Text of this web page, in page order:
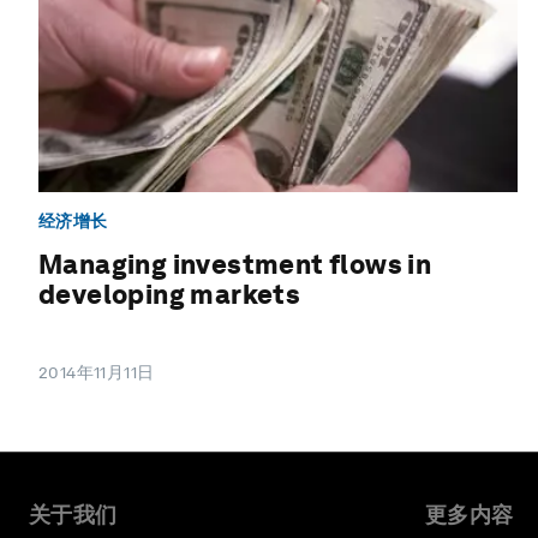
经济增长
Managing investment flows in
developing markets
2014年11月11日
关于我们 更多内容